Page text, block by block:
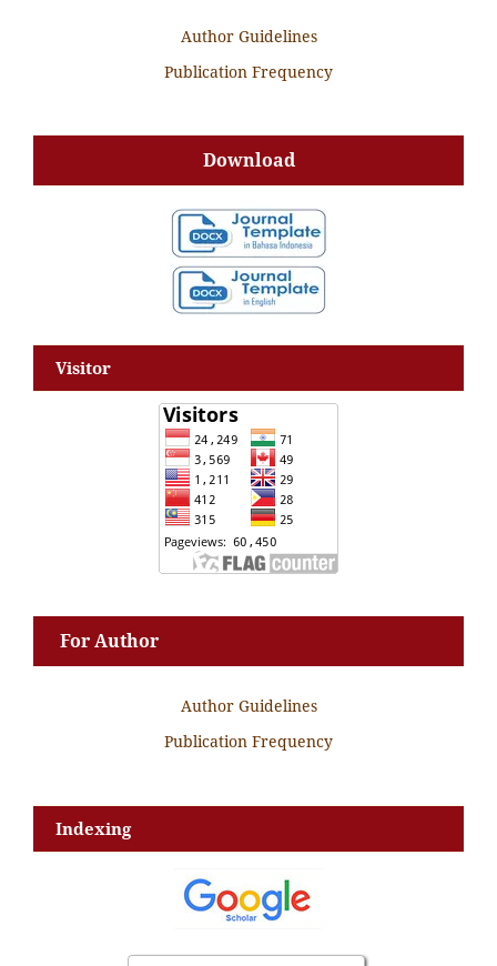
Author Guidelines
Publication Frequency
Download
Visitor
For Author
Author Guidelines
Publication Frequency
Indexing